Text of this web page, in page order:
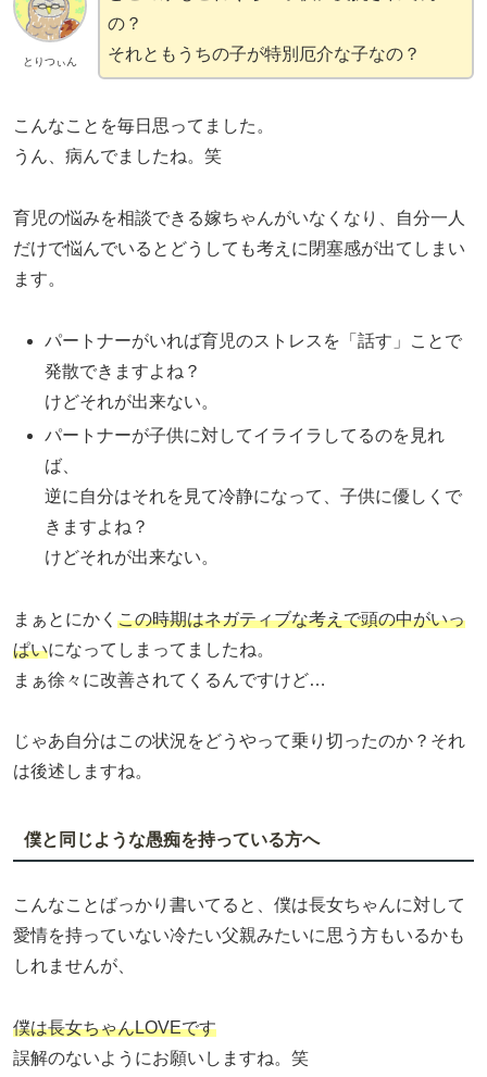
とりつぃん
の？
それともうちの子が特別厄介な子なの？
こんなことを毎日思ってました。
うん、病んでましたね。笑
育児の悩みを相談できる嫁ちゃんがいなくなり、自分一人
だけで悩んでいるとどうしても考えに閉塞感が出てしまい
ます。
パートナーがいれば育児のストレスを「話す」ことで
発散できますよね？
けどそれが出来ない。
パートナーが子供に対してイライラしてるのを見れ
ば、
逆に自分はそれを見て冷静になって、子供に優しくで
きますよね？
けどそれが出来ない。
まぁとにかく この時期はネガティブな考えで頭の中がいっ
ぱいになってしまってましたね。
まぁ徐々に改善されてくるんですけど…
じゃあ自分はこの状況をどうやって乗り切ったのか？それ
は後述しますね。
僕と同じような愚痴を持っている方へ
こんなことばっかり書いてると、僕は長女ちゃんに対して
愛情を持っていない冷たい父親みたいに思う方もいるかも
しれませんが、
僕は長女ちゃんLOVEです
誤解のないようにお願いしますね。笑